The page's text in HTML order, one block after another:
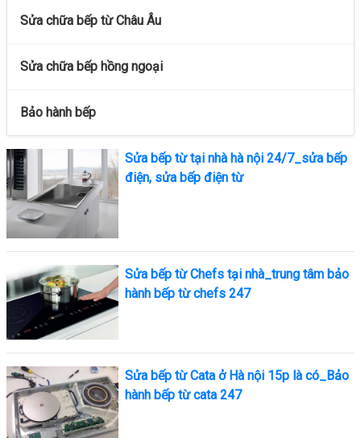
Sửa chữa bếp từ Châu Âu
Sửa chữa bếp hồng ngoại
Bảo hành bếp
Sửa bếp từ tại nhà hà nội 24/7_sửa bếp
điện, sửa bếp điện từ
Sửa bếp từ Chefs tại nhà_trung tâm bảo
hành bếp từ chefs 247
Sửa bếp từ Cata ở Hà nội 15p là có_Bảo
hành bếp từ cata 247